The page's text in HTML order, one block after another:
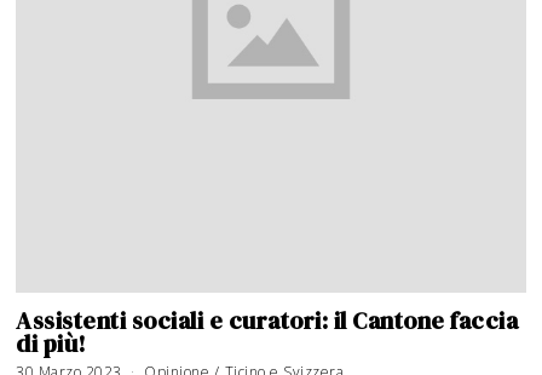
Assistenti sociali e curatori: il Cantone faccia
di più!